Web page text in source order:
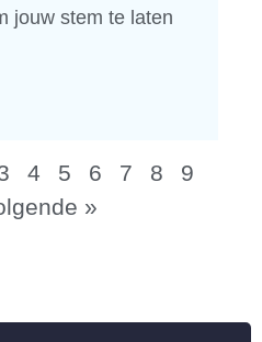
jouw stem te laten
4 5 6 7 8
9
»